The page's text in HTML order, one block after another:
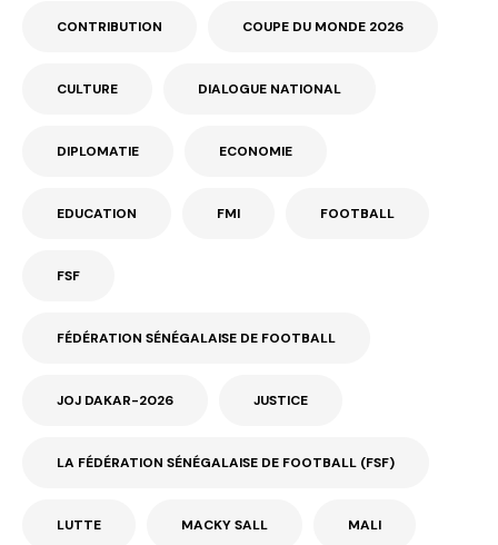
CONTRIBUTION COUPE DU MONDE 2026
CULTURE DIALOGUE NATIONAL
DIPLOMATIE ECONOMIE
EDUCATION FMI FOOTBALL
FSF
FÉDÉRATION SÉNÉGALAISE DE FOOTBALL
JOJ DAKAR-2026 JUSTICE
LA FÉDÉRATION SÉNÉGALAISE DE FOOTBALL (FSF)
LUTTE MACKY SALL MALI